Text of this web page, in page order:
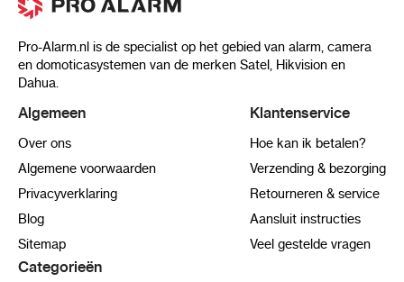
Pro-Alarm.nl is de specialist op het gebied van alarm, camera
en domoticasystemen van de merken Satel, Hikvision en
Dahua.
Algemeen
Over ons
Algemene voorwaarden
Privacyverklaring
Blog
Sitemap
Klantenservice
Hoe kan ik betalen?
Verzending & bezorging
Retourneren & service
Aansluit instructies
Veel gestelde vragen
Categorieën